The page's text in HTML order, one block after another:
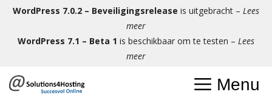
WordPress 7.0.2 – Beveiligingsrelease is uitgebracht – Lees
meer
WordPress 7.1 – Beta 1 is beschikbaar om te testen – Lees
meer
Menu